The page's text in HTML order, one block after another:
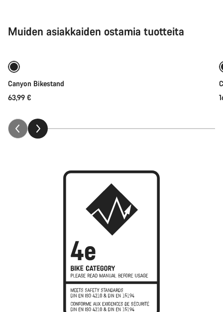
Muiden asiakkaiden ostamia tuotteita
Lisää ostoskoriin
Canyon Bikestand
63,99 €